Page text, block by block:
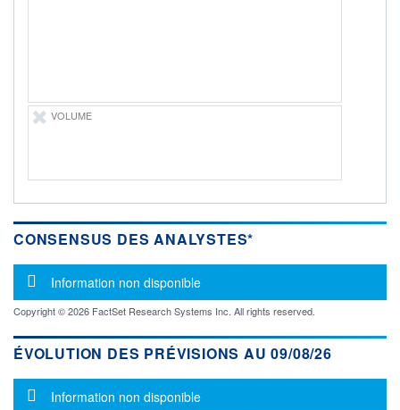
Non éligible
Boursobank
VOLUME
CONSENSUS DES ANALYSTES*
Message d'information
Information non disponible
Copyright © 2026 FactSet Research Systems Inc. All rights reserved.
ÉVOLUTION DES PRÉVISIONS AU 09/08/26
Message d'information
Information non disponible